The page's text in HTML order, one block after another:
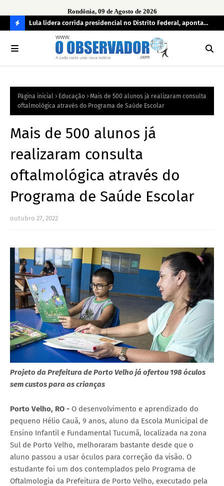
Rondônia, 09 de Agosto de 2026
O
R
Lula lidera corrida presidencial no Distrito Federal, aponta
pesquisa; Flávio Bolsonaro aparece em segundo
Página inicial Educação
Mais de 500 alunos já realizaram consulta
oftalmológica através do Programa de Saúde Escolar
Mais de 500 alunos já
realizaram consulta
oftalmológica através do
Programa de Saúde Escolar
outubro 27, 2022
Projeto da Prefeitura de Porto Velho já ofertou 198 óculos
sem custos para as crianças
Porto Velho, RO - O desenvolvimento e aprendizado do
pequeno Hélio Cauã, 9 anos, aluno da Escola Municipal de
Ensino Infantil e Fundamental Tucumã, localizada na zona
Sul de Porto Velho, melhoraram bastante desde que o
aluno passou a usar óculos para correção da visão. O
estudante foi um dos contemplados pelo Programa de
Oftalmologia da Prefeitura de Porto Velho, executado pela